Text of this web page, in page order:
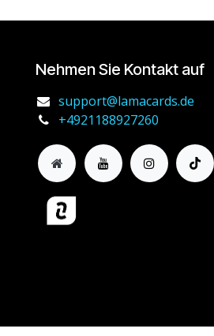
Nehmen Sie Kontakt auf
support@lamacards.de
+4921188927260